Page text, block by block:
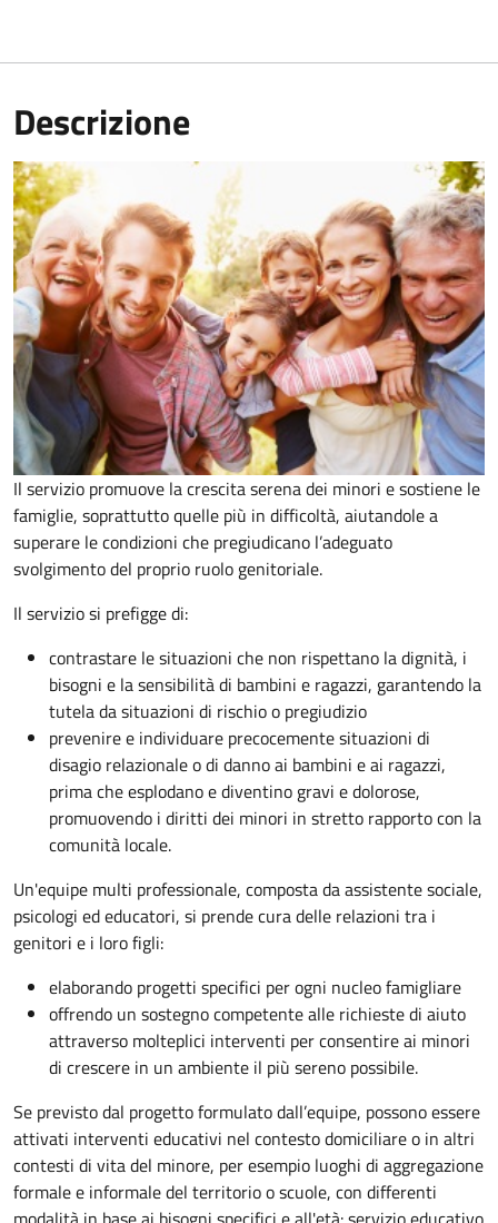
Descrizione
Il servizio promuove la crescita serena dei minori e sostiene le
famiglie, soprattutto quelle più in difficoltà, aiutandole a
superare le condizioni che pregiudicano l’adeguato
svolgimento del proprio ruolo genitoriale.
Il servizio si prefigge di:
contrastare le situazioni che non rispettano la dignità, i
bisogni e la sensibilità di bambini e ragazzi, garantendo la
tutela da situazioni di rischio o pregiudizio
prevenire e individuare precocemente situazioni di
disagio relazionale o di danno ai bambini e ai ragazzi,
prima che esplodano e diventino gravi e dolorose,
promuovendo i diritti dei minori in stretto rapporto con la
comunità locale.
Un'equipe multi professionale, composta da assistente sociale,
psicologi ed educatori, si prende cura delle relazioni tra i
genitori e i loro figli:
elaborando progetti specifici per ogni nucleo famigliare
offrendo un sostegno competente alle richieste di aiuto
attraverso molteplici interventi per consentire ai minori
di crescere in un ambiente il più sereno possibile.
Se previsto dal progettoformulato dall’equipe, possono essere
attivati interventi educativi nel contesto domiciliare o in altri
contesti di vita del minore, per esempio luoghi di aggregazione
formale e informale del territorio o scuole, con differenti